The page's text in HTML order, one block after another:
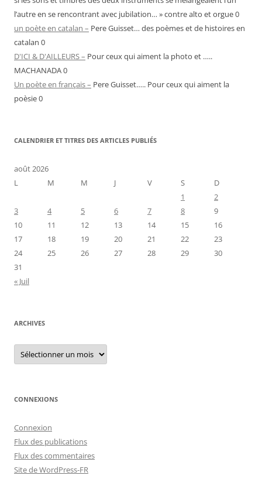
l’autre en se rencontrant avec jubilation… » contre alto et orgue 0
un poète en catalan – Pere Guisset… des poèmes et de histoires en
catalan 0
D'ICI & D'AILLEURS – Pour ceux qui aiment la photo et …..
MACHANADA 0
Un poète en français – Pere Guisset….. Pour ceux qui aiment la
poèsie 0
CALENDRIER ET TITRES DES ARTICLES PUBLIÉS
août 2026
L
M M J V S
D
1
2
3
4 5 6 7 8
9
10
11 12 13 14 15
16
17
18 19 20 21 22
23
24
25 26 27 28 29
30
31
« Juil
ARCHIVES
Archives
CONNEXIONS
Connexion
Flux des publications
Flux des commentaires
Site de WordPress-FR